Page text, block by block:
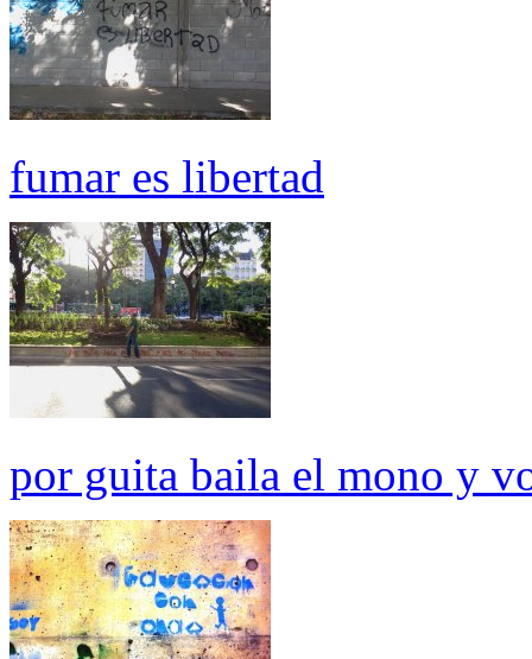
fumar es libertad
por guita baila el mono y